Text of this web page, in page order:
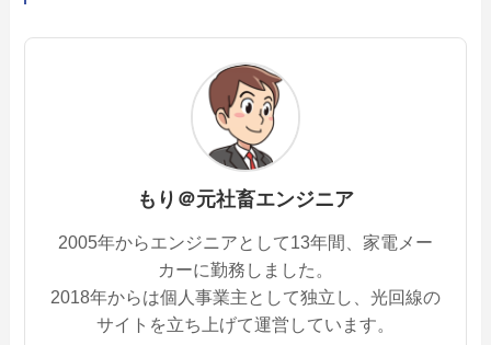
もり＠元社畜エンジニア
2005年からエンジニアとして13年間、家電メー
カーに勤務しました。
2018年からは個人事業主として独立し、光回線の
サイトを立ち上げて運営しています。